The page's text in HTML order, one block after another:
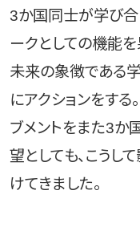
3か国同士が学び合
ークとしての機能を
未来の象徴である
にアクションをする
ブメントをまた3か
望としても、こうし
けてきました。